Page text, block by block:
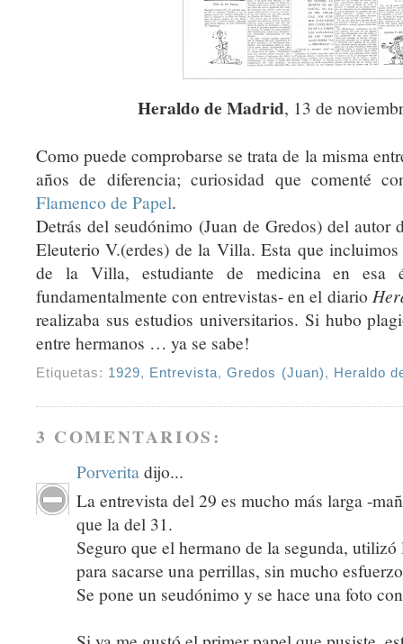
Heraldo de Madrid, 13 de
Como puede comprobarse se trata de la misma
años de diferencia; curiosidad que comenté
Flamenco de Papel.
Detrás del seudónimo (Juan de Gredos) del autor
Eleuterio V.(erdes) de la Villa. Esta que
de la Villa, estudiante de medicina en esa
fundamentalmente con entrevistas- en el diario
realizaba sus estudios universitarios. Si hubo
entre hermanos … ya se sabe!
Etiquetas: 1929, Entrevista,Gredos (Juan), Heraldo
3 COMENTARIOS:
Porveritadijo...
La entrevista del 29 es mucho más larga -
que la del 31.
Seguro que el hermano de la segunda,
para sacarse una perrillas, sin mucho
Se pone un seudónimo y se hace una foto